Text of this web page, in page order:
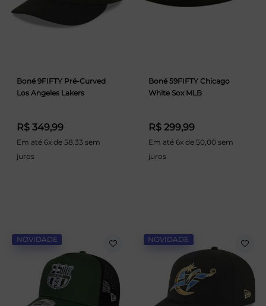
Boné 9FIFTY Pré-Curved
Los Angeles Lakers
R$ 349,99
Em até 6x de 58,33 sem
juros
Boné 59FIFTY Chicago
White Sox MLB
R$ 299,99
Em até 6x de 50,00 sem
juros
NOVIDADE NOVIDADE